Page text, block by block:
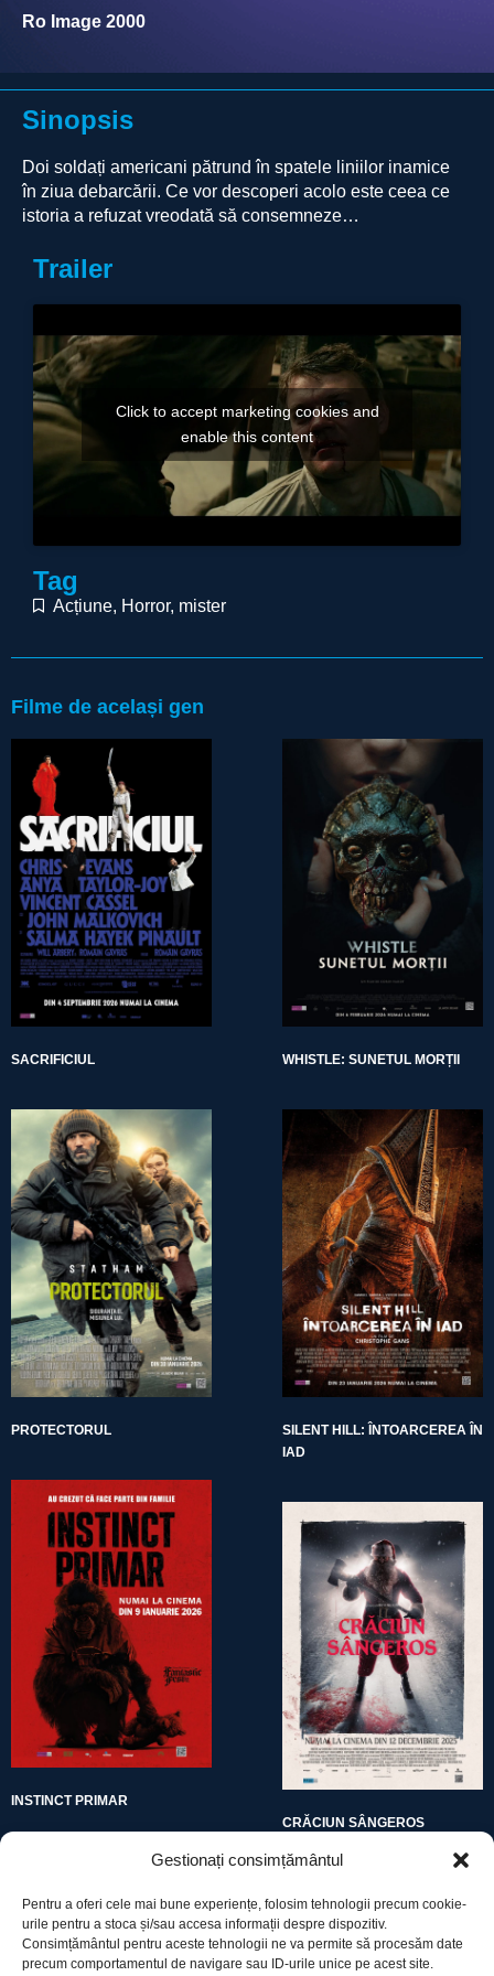
Gestionați consimțământul
Pentru a oferi cele mai bune experiențe, folosim tehnologii precum cookie-
urile pentru a stoca și/sau accesa informații despre dispozitiv.
Consimțământul pentru aceste tehnologii ne va permite să procesăm date
precum comportamentul de navigare sau ID-urile unice pe acest site.
Ro Image 2000
Sinopsis
Doi soldați americani pătrund în spatele liniilor inamice
în ziua debarcării. Ce vor descoperi acolo este ceea ce
istoria a refuzat vreodată să consemneze…
Trailer
Click to accept marketing cookies and
enable this content
Tag
Acțiune, Horror, mister
Filme de același gen
SACRIFICIUL WHISTLE: SUNETUL MORȚII
PROTECTORUL
SILENT HILL: ÎNTOARCEREA ÎN
IAD
INSTINCT PRIMAR
CRĂCIUN SÂNGEROS